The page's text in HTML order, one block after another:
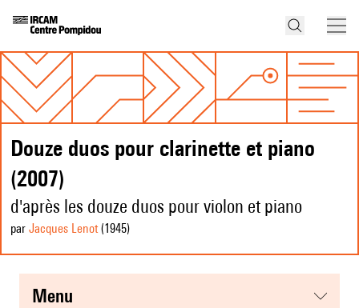
Douze duos pour clarinette et piano
(2007)
d'après les douze duos pour violon et piano
par Jacques Lenot(1945)
menu